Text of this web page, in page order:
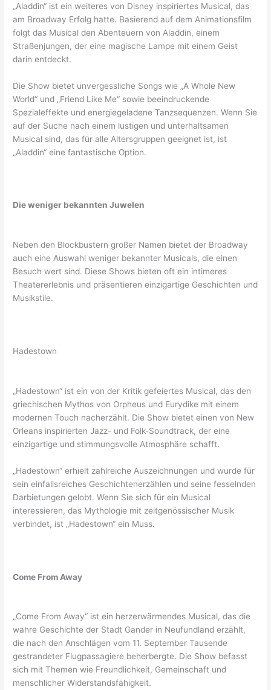
„Aladdin“ ist ein weiteres von Disney inspiriertes Musical, das
am Broadway Erfolg hatte. Basierend auf dem Animationsfilm
folgt das Musical den Abenteuern von Aladdin, einem
Straßenjungen, der eine magische Lampe mit einem Geist
darin entdeckt.
Die Show bietet unvergessliche Songs wie „A Whole New
World“ und „Friend Like Me“ sowie beeindruckende
Spezialeffekte und energiegeladene Tanzsequenzen. Wenn Sie
auf der Suche nach einem lustigen und unterhaltsamen
Musical sind, das für alle Altersgruppen geeignet ist, ist
„Aladdin“ eine fantastische Option.
Die weniger bekannten Juwelen
Neben den Blockbustern großer Namen bietet der Broadway
auch eine Auswahl weniger bekannter Musicals, die einen
Besuch wert sind. Diese Shows bieten oft ein intimeres
Theatererlebnis und präsentieren einzigartige Geschichten und
Musikstile.
Hadestown
„Hadestown“ ist ein von der Kritik gefeiertes Musical, das den
griechischen Mythos von Orpheus und Eurydike mit einem
modernen Touch nacherzählt. Die Show bietet einen von New
Orleans inspirierten Jazz- und Folk-Soundtrack, der eine
einzigartige und stimmungsvolle Atmosphäre schafft.
„Hadestown“ erhielt zahlreiche Auszeichnungen und wurde für
sein einfallsreiches Geschichtenerzählen und seine fesselnden
Darbietungen gelobt. Wenn Sie sich für ein Musical
interessieren, das Mythologie mit zeitgenössischer Musik
verbindet, ist „Hadestown“ ein Muss.
Come From Away
„Come From Away“ ist ein herzerwärmendes Musical, das die
wahre Geschichte der Stadt Gander in Neufundland erzählt,
die nach den Anschlägen vom 11. September Tausende
gestrandeter Flugpassagiere beherbergte. Die Show befasst
sich mit Themen wie Freundlichkeit, Gemeinschaft und
menschlicher Widerstandsfähigkeit.